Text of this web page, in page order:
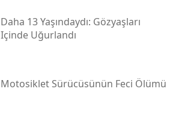
Daha 13 Yaşındaydı: Gözyaşları
Içinde Uğurlandı
Motosiklet Sürücüsünün Feci Ölümü